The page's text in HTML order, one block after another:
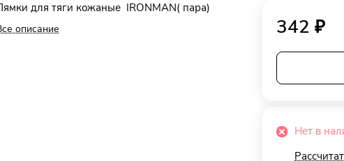
для тяги кожаные IRONMAN( пара)
описание 342 ₽
Нет в